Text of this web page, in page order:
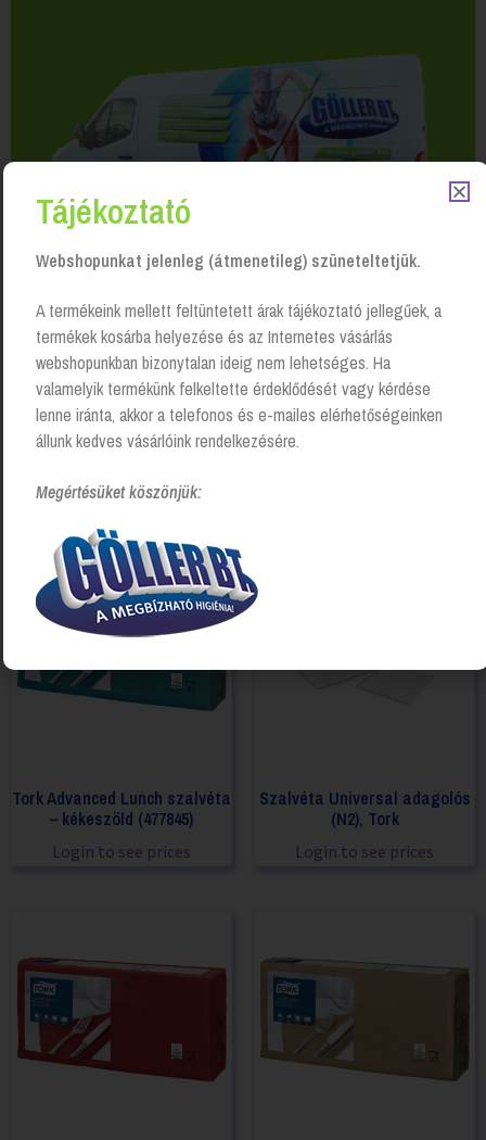
Kapcsolódó Termékek
Tork Advanced Lunch szalvéta
– kékeszöld (477845)
Login to see prices
Szalvéta Universal adagolós
(N2), Tork
Login to see prices
Tájékoztató
Webshopunkat jelenleg (átmenetileg) szüneteltetjük.
A termékeink mellett feltüntetett árak tájékoztató jellegűek, a
termékek kosárba helyezése és az Internetes vásárlás
webshopunkban bizonytalan ideig nem lehetséges. Ha
valamelyik termékünk felkeltette érdeklődését vagy kérdése
lenne iránta, akkor a telefonos és e-mailes elérhetőségeinken
állunk kedves vásárlóink rendelkezésére.
Megértésüket köszönjük: